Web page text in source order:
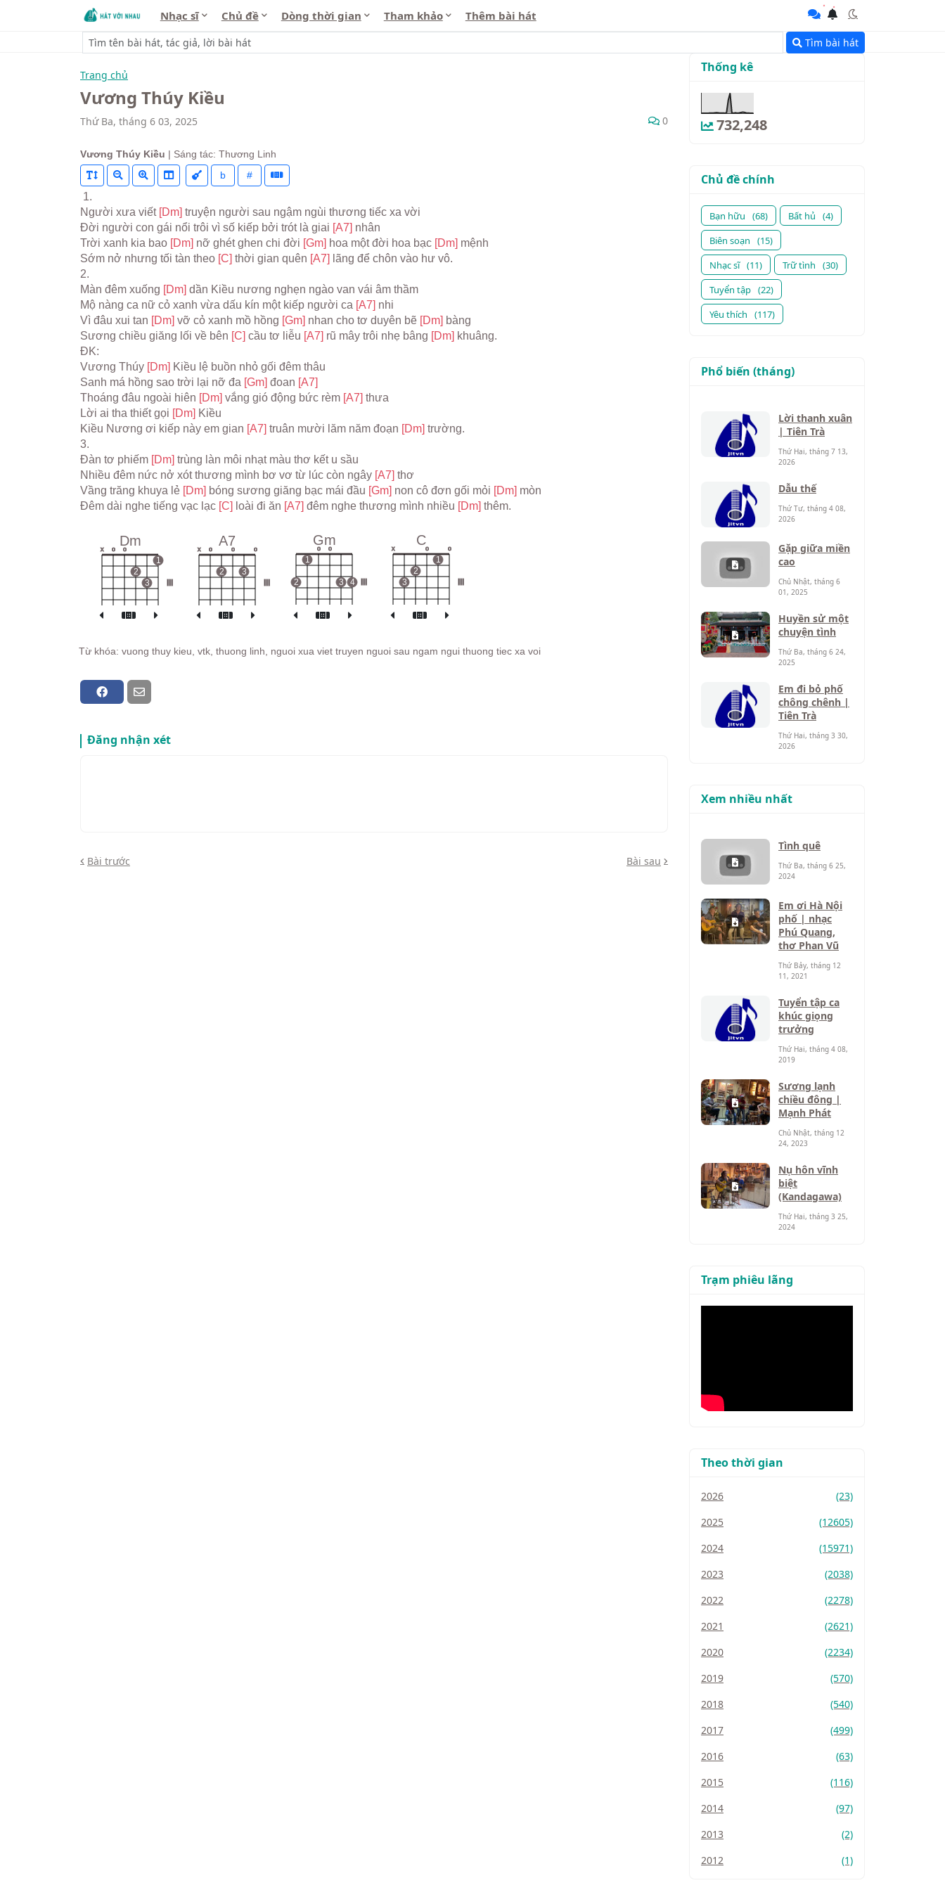
Nhạc sĩ Chủ đề Dòng thời gian Tham khảo Thêm bài hát
Tìm bài hát
Trang chủ
Vương Thúy Kiều
Thứ Ba, tháng 6 03, 2025 0
Vương Thúy Kiều | Sáng tác: Thương Linh
b
#
1.
Người xưa viết [Dm] truyện người sau ngậm ngùi thương tiếc xa vời
Đời người con gái nổi trôi vì số kiếp bởi trót là giai [A7] nhân
Trời xanh kia bao [Dm] nỡ ghét ghen chi đời [Gm] hoa một đời hoa bạc [Dm] mệnh
Sớm nở nhưng tối tàn theo [C] thời gian quên [A7] lãng để chôn vào hư vô.
2.
Màn đêm xuống [Dm] dần Kiều nương nghẹn ngào van vái âm thầm
Mộ nàng ca nữ cỏ xanh vừa dấu kín một kiếp người ca [A7] nhi
Vì đâu xui tan [Dm] vỡ cỏ xanh mồ hồng [Gm] nhan cho tơ duyên bẽ [Dm] bàng
Sương chiều giăng lối về bên [C] cầu tơ liễu [A7] rũ mây trôi nhẹ bâng [Dm] khuâng.
ĐK:
Vương Thúy [Dm] Kiều lệ buồn nhỏ gối đêm thâu
Sanh má hồng sao trời lại nỡ đa [Gm] đoan [A7]
Thoáng đâu ngoài hiên [Dm] vắng gió động bức rèm [A7] thưa
Lời ai tha thiết gọi [Dm] Kiều
Kiều Nương ơi kiếp này em gian [A7] truân mười lăm năm đoạn [Dm] trường.
3.
Đàn tơ phiếm [Dm] trùng làn môi nhạt màu thơ kết u sầu
Nhiều đêm nức nở xót thương mình bơ vơ từ lúc còn ngây [A7] thơ
Vầng trăng khuya lẻ [Dm] bóng sương giăng bạc mái đầu [Gm] non cô đơn gối mỏi [Dm] mòn
Đêm dài nghe tiếng vạc lạc [C] loài đi ăn [A7] đêm nghe thương mình nhiều [Dm] thêm.
Dm
x o o
2
3
1
A7
x o
2
o
3
o
Gm
2
1
o o
3 4
C
x
3
2
o
1
o
Từ khóa: vuong thuy kieu, vtk, thuong linh, nguoi xua viet truyen nguoi sau ngam ngui thuong tiec xa voi
Đăng nhận xét
Bài trước Bài sau
Thống kê
732,248
Chủ đề chính
Bạn hữu (68) Bất hủ
(4)
Biên soạn
(15)
Nhạc sĩ (11) Trữ tình
(30)
Tuyển tập (22)
Yêu thích
(117)
Phổ biến (tháng)
Lời thanh xuân
| Tiên Trà
Thứ Hai, tháng 7 13,
2026
Dẫu thế
Thứ Tư, tháng 4 08,
2026
Gặp giữa miền
cao
Chủ Nhật, tháng 6
01, 2025
Huyền sử một
chuyện tình
Thứ Ba, tháng 6 24,
2025
Em đi bỏ phố
chông chênh |
Tiên Trà
Thứ Hai, tháng 3 30,
2026
Xem nhiều nhất
Tình quê
Thứ Ba, tháng 6 25,
2024
Em ơi Hà Nội
phố | nhạc
Phú Quang,
thơ Phan Vũ
Thứ Bảy, tháng 12
11, 2021
Tuyển tập ca
khúc giọng
trưởng
Thứ Hai, tháng 4 08,
2019
Sương lạnh
chiều đông |
Mạnh Phát
Chủ Nhật, tháng 12
24, 2023
Nụ hôn vĩnh
biệt
(Kandagawa)
Thứ Hai, tháng 3 25,
2024
Trạm phiêu lãng
Theo thời gian
2026
(23)
2025
(12605)
2024
(15971)
2023
(2038)
2022
(2278)
2021
(2621)
2020
(2234)
2019
(570)
2018
(540)
2017
(499)
2016
(63)
2015
(116)
2014
(97)
2013
(2)
2012
(1)